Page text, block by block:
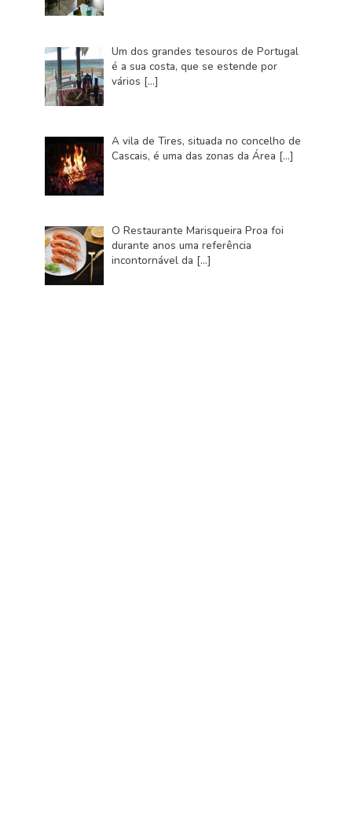
Um dos grandes tesouros de Portugal
é a sua costa, que se estende por
vários […]
A vila de Tires, situada no concelho de
Cascais, é uma das zonas da Área […]
O Restaurante Marisqueira Proa foi
durante anos uma referência
incontornável da […]